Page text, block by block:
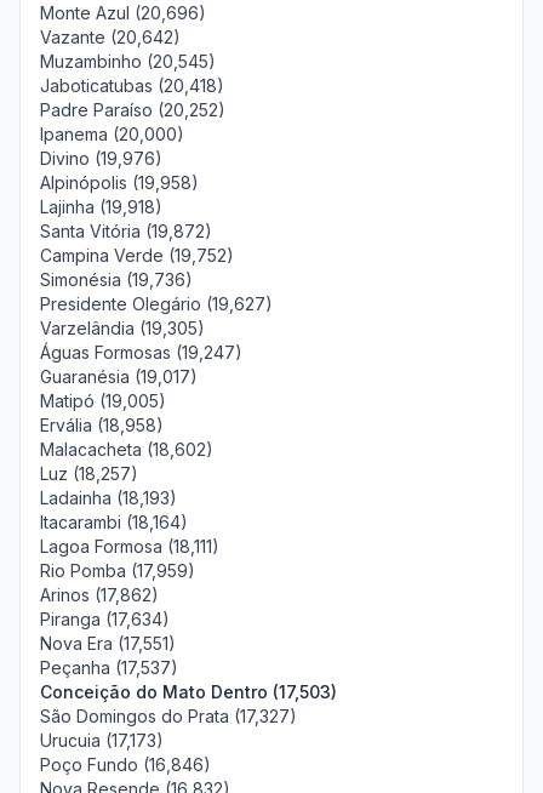
Monte Azul (20,696)
Vazante (20,642)
Muzambinho (20,545)
Jaboticatubas (20,418)
Padre Paraíso (20,252)
Ipanema (20,000)
Divino (19,976)
Alpinópolis (19,958)
Lajinha (19,918)
Santa Vitória (19,872)
Campina Verde (19,752)
Simonésia (19,736)
Presidente Olegário (19,627)
Varzelândia (19,305)
Águas Formosas (19,247)
Guaranésia (19,017)
Matipó (19,005)
Ervália (18,958)
Malacacheta (18,602)
Luz (18,257)
Ladainha (18,193)
Itacarambi (18,164)
Lagoa Formosa (18,111)
Rio Pomba (17,959)
Arinos (17,862)
Piranga (17,634)
Nova Era (17,551)
Peçanha (17,537)
Conceição do Mato Dentro (17,503)
São Domingos do Prata (17,327)
Urucuia (17,173)
Poço Fundo (16,846)
Nova Resende (16,832)